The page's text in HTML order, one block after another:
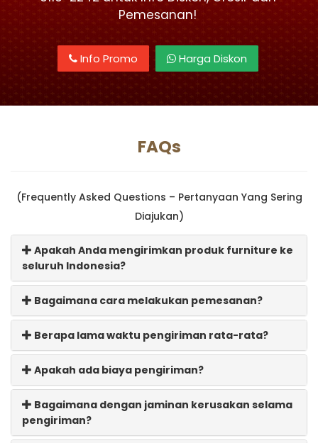
Pemesanan!
Info Promo Harga Diskon
FAQs
(Frequently Asked Questions – Pertanyaan Yang Sering
Diajukan)
Apakah Anda mengirimkan produk furniture ke
seluruh Indonesia?
Bagaimana cara melakukan pemesanan?
Berapa lama waktu pengiriman rata-rata?
Apakah ada biaya pengiriman?
Bagaimana dengan jaminan kerusakan selama
pengiriman?